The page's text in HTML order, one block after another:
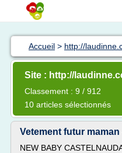
Accueil > http://
Site : http://
Classement : 9 / 912
10 articles sélectionnés
Vetement futur
NEW BABY